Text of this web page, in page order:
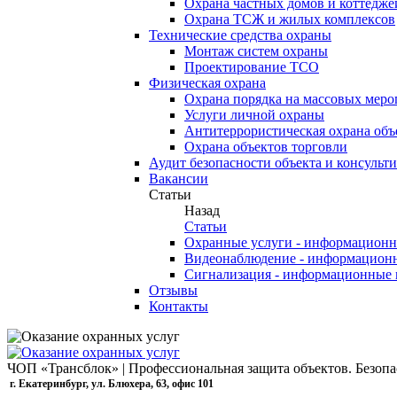
Охрана частных домов и
Охрана ТСЖ и жилых комплексов
Технические средства охраны
Монтаж систем охраны
Проектирование ТСО
Физическая охрана
Охрана порядка на массовых
Услуги личной охраны
Антитеррористическая охрана
Охрана объектов торговли
Аудит безопасности объекта и
Вакансии
Статьи
Назад
Статьи
Охранные услуги -
Видеонаблюдение -
Сигнализация - информационные
Отзывы
Контакты
ЧОП «Трансблок» | Профессиональная защита объектов.
г. Екатеринбург, ул. Блюхера, 63, офис 101